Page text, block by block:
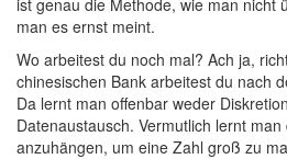
ist genau die Methode, wie man nicht
man es ernst meint.
Wo arbeitest du noch mal? Ach ja,
chinesischen Bank arbeitest du nach
Da lernt man offenbar weder
Datenaustausch. Vermutlich lernt
anzuhängen, um eine Zahl groß zu